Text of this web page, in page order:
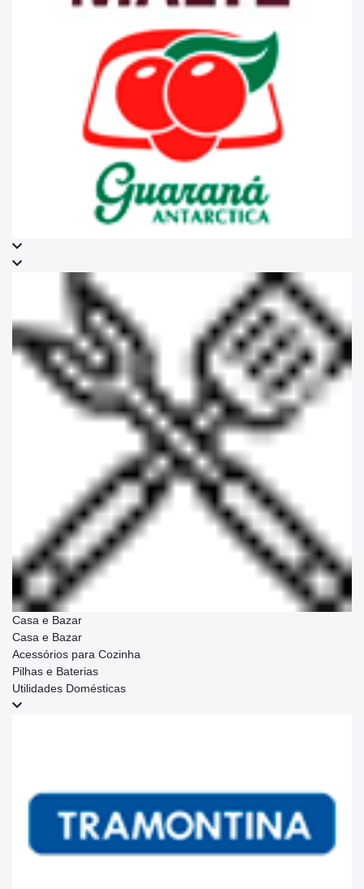
Casa e Bazar
Casa e Bazar
Acessórios para Cozinha
Pilhas e Baterias
Utilidades Domésticas